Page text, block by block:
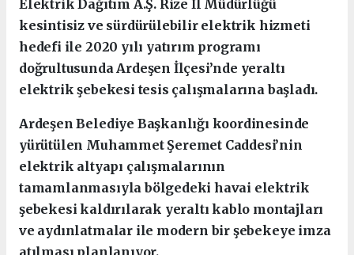
Elektrik Dağıtım A.Ş. Rize İl Müdürlüğü
kesintisiz ve sürdürülebilir elektrik hizmeti
hedefi ile 2020 yılı yatırım programı
doğrultusunda Ardeşen İlçesi’nde yeraltı
elektrik şebekesi tesis çalışmalarına başladı.
Ardeşen Belediye Başkanlığı koordinesinde
yürütülen Muhammet Şeremet Caddesi’nin
elektrik altyapı çalışmalarının
tamamlanmasıyla bölgedeki havai elektrik
şebekesi kaldırılarak yeraltı kablo montajları
ve aydınlatmalar ile modern bir şebekeye imza